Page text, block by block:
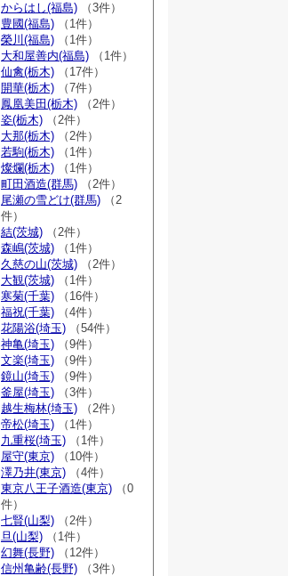
からはし(福島) （3件）
豊國(福島) （1件）
榮川(福島) （1件）
大和屋善内(福島) （1件）
仙禽(栃木) （17件）
開華(栃木) （7件）
鳳凰美田(栃木) （2件）
姿(栃木) （2件）
大那(栃木) （2件）
若駒(栃木) （1件）
燦爛(栃木) （1件）
町田酒造(群馬) （2件）
尾瀬の雪どけ(群馬) （2
件）
結(茨城) （2件）
森嶋(茨城) （1件）
久慈の山(茨城) （2件）
大観(茨城) （1件）
寒菊(千葉) （16件）
福祝(千葉) （4件）
花陽浴(埼玉) （54件）
神亀(埼玉) （9件）
文楽(埼玉) （9件）
鏡山(埼玉) （9件）
釜屋(埼玉) （3件）
越生梅林(埼玉) （2件）
帝松(埼玉) （1件）
九重桜(埼玉) （1件）
屋守(東京) （10件）
澤乃井(東京) （4件）
東京八王子酒造(東京) （0
件）
七賢(山梨) （2件）
旦(山梨) （1件）
幻舞(長野) （12件）
信州亀齢(長野) （3件）